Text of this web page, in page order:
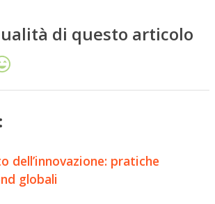
di questo articolo
dell’innovazione: pratiche
globali